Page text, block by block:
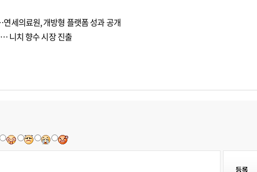
세의료원, 개방형 플랫폼 성과 공개
니치 향수 시장 진출